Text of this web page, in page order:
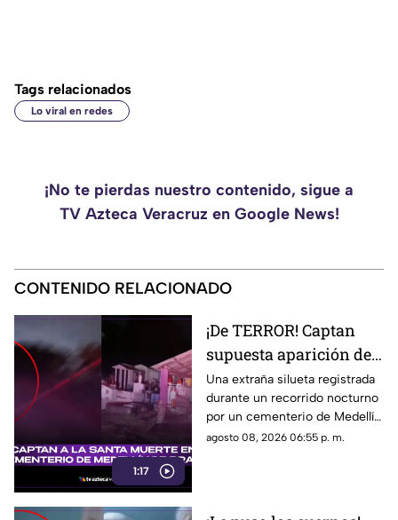
Tags relacionados
Lo viral en redes
¡No te pierdas nuestro contenido, sigue a
TV Azteca Veracruz en Google News!
CONTENIDO RELACIONADO
1:17
¡De TERROR! Captan
supuesta aparición de
la Santa Muerte en
cementerio de Medellín
de Bravo (+VIDEO)
Una extraña silueta registrada
durante un recorrido nocturno
por un cementerio de Medellín
de Bravo desató teorías entre
agosto 08, 2026 06:55 p. m.